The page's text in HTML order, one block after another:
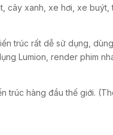
cây xanh, xe hơi, xe
trúc rất dễ sử dụng,
Lumion, render phim
trúc hàng đầu thế giới.